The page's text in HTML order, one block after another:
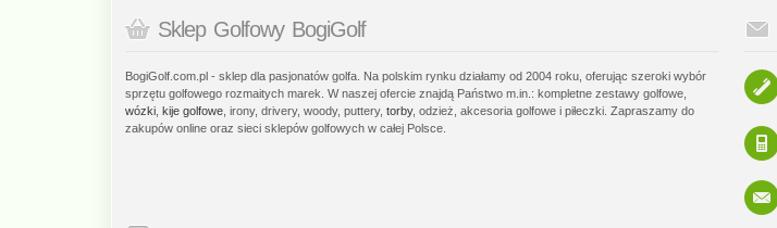
Sklep Golfowy BogiGolf
BogiGolf.com.pl - sklep dla pasjonatów golfa. Na polskim rynku działamy od 2004 roku, oferując szeroki wybór
sprzętu golfowego rozmaitych marek. W naszej ofercie znajdą Państwo m.in.: kompletne zestawy golfowe,
wózki kije golfowe , irony, drivery, woody, puttery, torby, odzież, akcesoria golfowe i piłeczki. Zapraszamy do
zakupów online oraz sieci sklepów golfowych w całej Polsce.